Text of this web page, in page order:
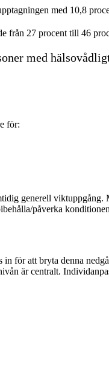
med 10,8
från 27 procent till 46
med
för:
generell viktuppgång.
påverka
för att bryta denna
är centralt.